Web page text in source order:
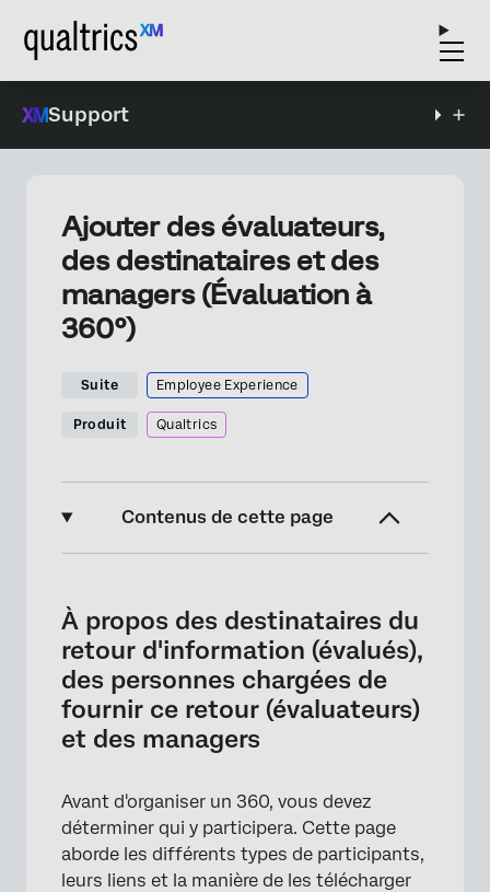
Support
Ajouter des évaluateurs,
des destinataires et des
managers (Évaluation à
360°)
Suite Employee Experience
Produit Qualtrics
Contenus de cette page
chargées de fournir ce retour (évaluateurs) et
des managers
Différences entre les destinataires et les
auteurs des retours d'expérience
Liens et Managers
Métadonnées
Importation des destinataires des
commentaires
À propos des destinataires du
retour d'information (évalués),
des personnes chargées de
fournir ce retour (évaluateurs)
et des managers
Avant d'organiser un 360, vous devez
déterminer qui y participera. Cette page
aborde les différents types de participants,
leurs liens et la manière de les télécharger